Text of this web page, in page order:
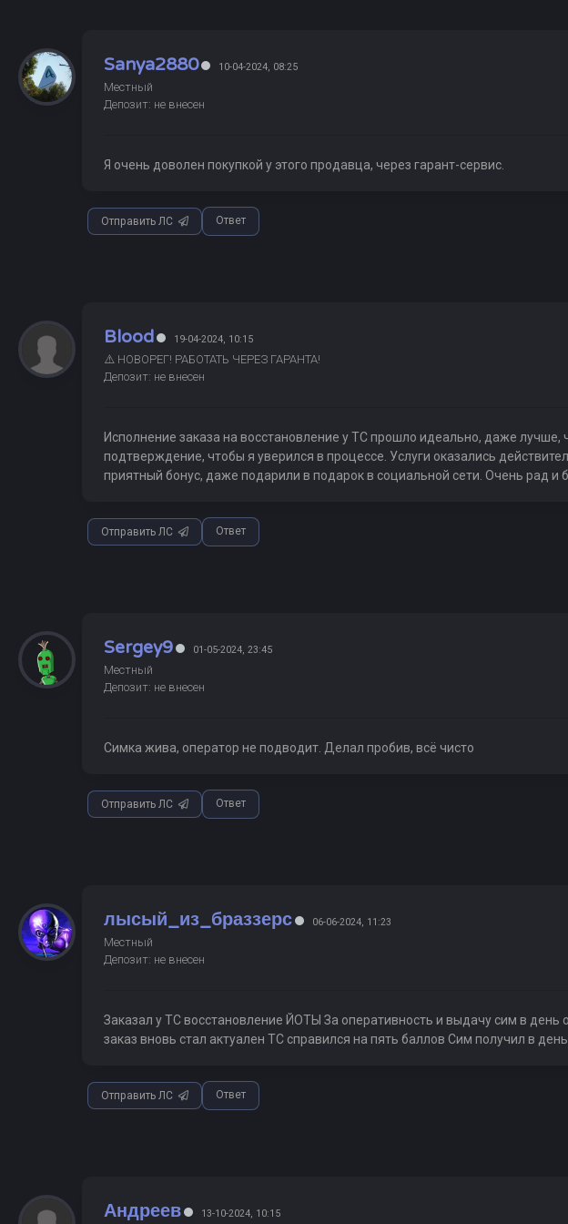
Sanya2880 10-04-2024, 08:25
Местный
Депозит: не внесен
Я очень доволен покупкой у этого продавца, через гарант-сервис.
Отправить ЛС Ответ
Blood 19-04-2024, 10:15
⚠️ НОВОРЕГ! РАБОТАТЬ ЧЕРЕЗ ГАРАНТА!
Депозит: не внесен
Исполнение заказа на восстановление у ТС прошло идеально, даже
подтверждение, чтобы я уверился в процессе. Услуги оказались
приятный бонус, даже подарили в подарок в социальной сети. Очень рад и
Отправить ЛС Ответ
Sergey9 01-05-2024, 23:45
Местный
Депозит: не внесен
Симка жива, оператор не подводит. Делал пробив, всё чисто
Отправить ЛС Ответ
лысый_из_браззерс 06-06-2024, 11:23
Местный
Депозит: не внесен
Заказал у ТС восстановление ЙОТЫ За оперативность и выдачу сим в
заказ вновь стал актуален ТС справился на пять баллов Сим получил в
Отправить ЛС Ответ
Андреев 13-10-2024, 10:15